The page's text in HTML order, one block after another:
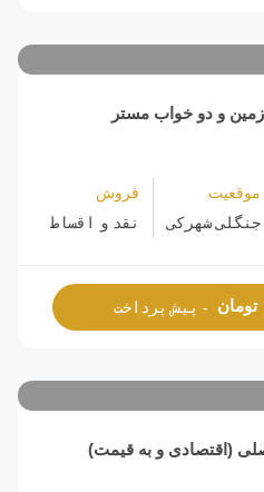
موقعیت
جنگلی شهرکی
فروش
نقد و اقساط
تومان - پیش پرداخت
(اقتصادی و به قیمت)